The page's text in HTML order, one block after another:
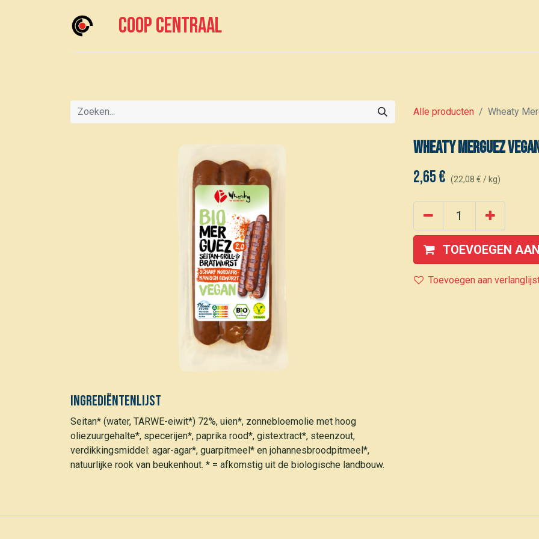
Coop centraal
Alle producten Wheaty
Ingrediëntenlijst
Seitan* (water, TARWE-eiwit*) 72%, uien*, zonnebloemolie met hoog
oliezuurgehalte*, specerijen*, paprika rood*, gistextract*, steenzout,
verdikkingsmiddel: agar-agar*, guarpitmeel* en johannesbroodpitmeel*,
natuurlijke rook van beukenhout. * = afkomstig uit de biologische landbouw.
Wheaty Merguez
2,65€ (22,08 € / kg)
TOEVOEGEN
Toevoegen aan